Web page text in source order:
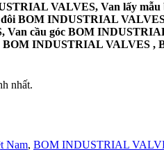
VALVES, Van lấy
BOM INDUSTRIAL
cầu góc BOM
INDUSTRIAL VALVES ,
nhất.
Nam, BOM INDUSTRIAL